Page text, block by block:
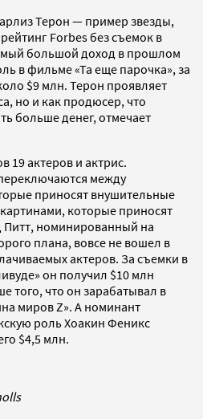
Терон — пример звезды,
Forbes без съемок в
большой доход в прошлом
в фильме «Та еще парочка», за
$9 млн. Терон проявляет
но и как продюсер, что
больше денег, отмечает
19 актеров и актрис.
между
приносят внушительные
которые приносят
номинированный на
плана, вовсе не вошел в
актеров. За съемки в
он получил $10 млн
того, что он зарабатывал в
миров Z». А номинант
роль Хоакин Феникс
$4,5 млн.